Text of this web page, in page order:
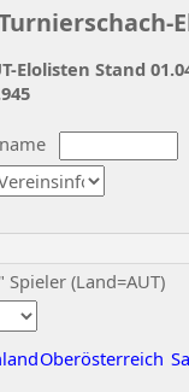
(Land=AUT)
Oberösterreich
Elolisten Stand